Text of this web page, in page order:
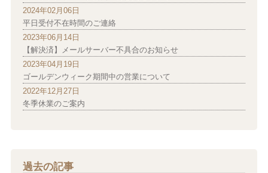
2024年02月06日
平日受付不在時間のご連絡
2023年06月14日
【解決済】メールサーバー不具合のお知らせ
2023年04月19日
ゴールデンウィーク期間中の営業について
2022年12月27日
冬季休業のご案内
過去の記事